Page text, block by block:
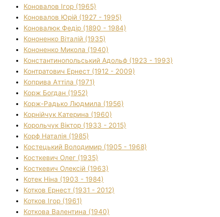
Коновалов Ігор (1965)
Коновалов Юрій (1927 - 1995)
Коновалюк Федір (1890 - 1984)
Кононенко Віталій (1935)
Кононенко Микола (1940)
Константинопольський Адольф (1923 - 1993)
Контратович Ернест (1912 - 2009)
Коприва Аттіла (1971)
Корж Богдан (1952)
Корж-Радько Людмила (1956)
Корнійчук Катерина (1960)
Корольчук Віктор (1933 - 2015)
Корф Наталія (1985)
Костецький Володимир (1905 - 1968)
Косткевич Олег (1935)
Косткевич Олексій (1963)
Котек Ніна (1903 - 1984)
Котков Ернест (1931 - 2012)
Котков Ігор (1961)
Коткова Валентина (1940)